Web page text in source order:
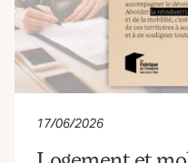
17/06/2026